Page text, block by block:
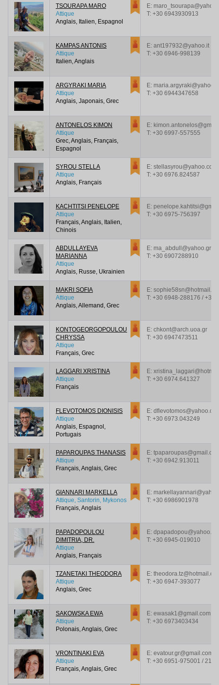
TSOURAPA MARO
Attique
Anglais, Italien, Espagnol
E:
T: +30 6943930913
KAMPAS ANTONIS
Attique
Italien, Anglais
E: ant197932@yahoo.it
T: +30 6946-998139
ARGYRAKI MARIA
Attique
Anglais, Japonais, Grec
E:
T: +30 6944347658
ANTONELOS KIMON
Attique
Grec, Anglais, Français,
Espagnol
E:
T: +30 6997-557555
SYROU STELLA
Attique
Anglais, Français
E: stellasyrou@yahoo.com
T: +30 6976.824587
KACHTITSI PENELOPE
Attique
Français, Anglais, Italien,
Chinois
E:
T: +30 6975-756397
ABDULLAYEVA
MARIANNA
Attique
Anglais, Russe, Ukrainien
E: ma_abdull@yahoo.gr
T: +30 6907288910
MAKRI SOFIA
Attique
Anglais, Allemand, Grec
E:
T: +30 6948-288176 / +30
KONTOGEORGOPOULOU
CHRYSSA
Attique
Français, Grec
E: chkont@arch.uoa.gr
T: +30 6947473511
LAGGARI XRISTINA
Attique
Français
E:
T: +30 6974.641327
FLEVOTOMOS DIONISIS
Attique
Anglais, Espagnol,
Portugais
E:
T: +30 6973.043249
PAPAROUPAS THANASIS
Attique
Français, Anglais, Grec
E:
T: +30 6942.913011
GIANNARI MARKELLA
Attique, Santorin, Mykonos
Français, Anglais
E:
T: +30 6986901978
PAPADOPOULOU
DIMITRIA, DR.
Attique
Anglais, Français
E:
T: +30 6945-019010
TZANETAKI THEODORA
Attique
Anglais, Grec
E:
T: +30 6947-393077
SAKOWSKA EWA
Attique
Polonais, Anglais, Grec
E: ewasak1@gmail.com
T: +30 6973403434
VRONTINAKI EVA
Attique
Français, Anglais, Grec
E: evatour.gr@gmail.com
T: +30 6951-975001 / 210-